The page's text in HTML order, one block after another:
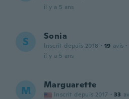
il y a 5 ans
S Sonia
Inscrit depuis 2018 · 19 avis ·
il y a 5 ans
M Marguarette
Inscrit depuis 2017 · 33